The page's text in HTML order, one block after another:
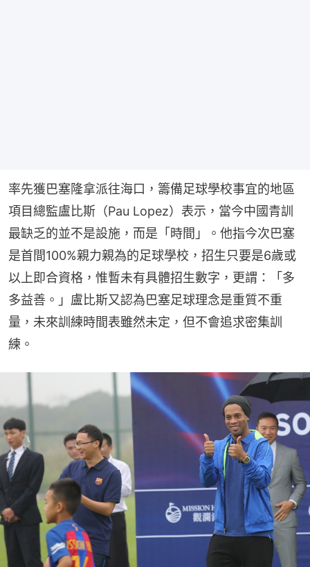
率先獲巴塞隆拿派往海口，籌備足球學校事宜的地區
項目總監盧比斯（Pau Lopez）表示，當今中國青訓
最缺乏的並不是設施，而是「時間」。他指今次巴塞
是首間100%親力親為的足球學校，招生只要是6歲或
以上即合資格，惟暫未有具體招生數字，更謂：「多
多益善。」盧比斯又認為巴塞足球理念是重質不重
量，未來訓練時間表雖然未定，但不會追求密集訓
練。